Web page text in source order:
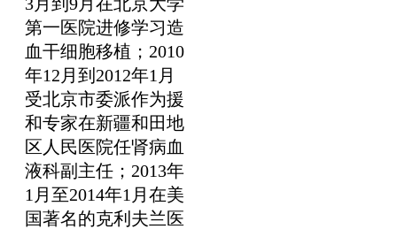
第一医院进修学习造
血干细胞移植；2010
年12月到2012年1月
受北京市委派作为援
和专家在新疆和田地
区人民医院任肾病血
液科副主任；2013年
1月至2014年1月在美
国著名的克利夫兰医